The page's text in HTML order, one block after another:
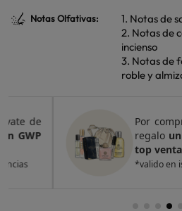
Notas Olfativas:
1. Notas de
2. Notas de
incienso
3. Notas de
roble y
Por compras
regalo un Pack
top ventas
*valido en isolee.com